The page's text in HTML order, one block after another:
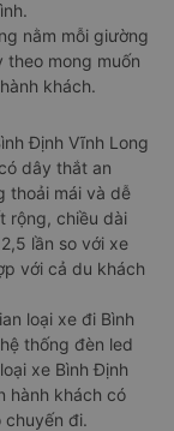
nằm mỗi giường
theo mong muốn
khách.
Định Vĩnh Long
dây thắt an
thoải mái và dễ
rộng, chiều dài
lần so với xe
với cả du khách
loại xe đi Bình
thống đèn led
xe Bình Định
hành khách có
chuyến đi.